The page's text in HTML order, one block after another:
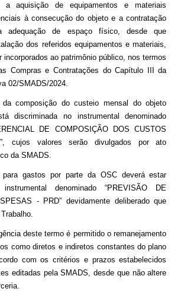
aquisição de equipamentos e materiais
à consecução do objeto e a contratação
adequação de espaço físico, desde que
dos referidos equipamentos e materiais,
incorporados ao patrimônio público, nos termos
Compras e Contratações do Capítulo III da
02/SMADS/2024.
composição do custeio mensal do objeto
discriminada no instrumental denominado
DE COMPOSIÇÃO DOS CUSTOS
cujos valores serão divulgados por ato
da SMADS.
gastos por parte da OSC deverá estar
denominado “PREVISÃO DE
- PRD” devidamente deliberado que
deste termo é permitido o remanejamento
como diretos e indiretos constantes do plano
com os critérios e prazos estabelecidos
editadas pela SMADS, desde que não altere